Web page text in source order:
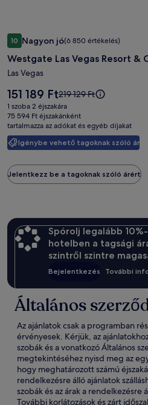
Westgate
Las
Vegas
Resort
&
Casino
képgalériája
1010 ennyiből: 8.2, Nagyon jó, (6 850
Nagyon jó(6 850 értékelés)
Westgate Las Vegas Resort &
Las Vegas
Igénybe vehető tagoknak szóló ár
Az
ár
151 189 Ft
151 189 FtAz
ár
219 129 Ft
volt,
lásd
a
információkat
a
219 129 Ft
1 szoba 2 éjszakára
75 594 Ft éjszakánként
tartalmazza az adókat és egyéb díjakat
Westgate Las Vegas Resort &
Jelentkezz be a tagoknak szóló árért
Spórolj legalább
hotelben a tagsági
szintről szintre
Bejelentkezés További
Általános
Az ajánlatok csak a programban
érvényesek. Kérjük, az
szobák és a vonatkozó Általános
megtekintéséhez nyisd meg az
hogy meghatározott számú
rendelkezésre álló ajánlatok
szobák és az árak a
További korlátozások és zárt